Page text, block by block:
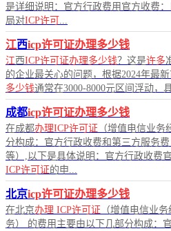
是详细说明：官方行政费用官方收费
局对ICP许可
江西icp许可证办理多少钱
江西ICP许可证办理多少钱？这是许多
的企业最关心的问题，根据2024年最新
多少钱通常在3000-8000元区间浮动，
成都icp许可证办理多少钱
在成都办理ICP许可证 （增值电信业务
分构成：官方行政收费和第三方服务
等）,以下是具体说明：官方行政收费
ICP许可证的申...
北京icp许可证办理多少钱
在北京办理 ICP许可证 （增值电信业务
务） 的费用主要由以下几部分构成：